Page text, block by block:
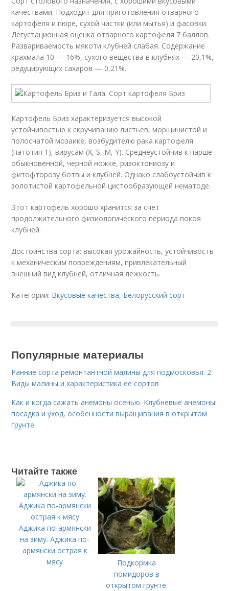
качествами. Подходит для приготовления отварного
картофеля и пюре, сухой чистки (или мытья) и фасовки.
Дегустационная оценка отварного картофеля 7 баллов.
Развариваемость мякоти клубней слабая. Содержание
крахмала 10 — 16%, сухого вещества в клубнях — 20,1%,
редуцирующих сахаров — 0,21%.
Картофель Бриз характеризуется высокой
устойчивостью к скручиванию листьев, морщинистой и
полосчатой мозаике, возбудителю рака картофеля
(патотип 1), вирусам (X, S, М, Y). Среднеустойчив к парше
обыкновенной, черной ножке, ризоктониозу и
фитофторозу ботвы и клубней. Однако слабоустойчив к
золотистой картофельной цистообразующей нематоде.
Этот картофель хорошо хранится за счет
продолжительного физиологического периода покоя
клубней.
Достоинства сорта: высокая урожайность, устойчивость
к механическим повреждениям, привлекательный
внешний вид клубней, отличная лежкость.
Категории: Вкусовые качества, Белорусский сорт
Популярные материалы
Ранние сорта ремонтантной малины для подмосковья. 2
Виды малины и характеристика ее сортов
Как и когда сажать анемоны осенью. Клубневые анемоны:
посадка и уход, особенности выращивания в открытом
грунте
Читайте также
Аджика по-армянски
на зиму. Аджика по-
армянски острая к
мясу
Подкормка
помидоров в
открытом грунте.